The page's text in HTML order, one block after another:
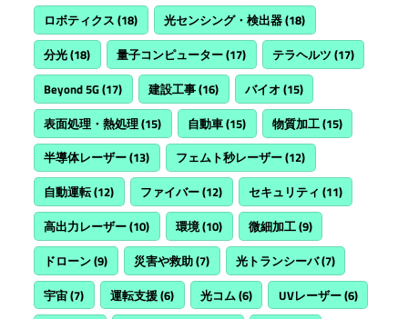
ロボティクス (18) 光センシング・検出器(18)
分光(18) 量子コンピューター(17) テラヘルツ (17)
Beyond 5G(17) 建設工事(16) バイオ (15)
表面処理・熱処理(15) 自動車(15) 物質加工(15)
半導体レーザー(13) フェムト秒レーザー(12)
自動運転(12) ファイバー(12) セキュリティ (11)
高出力レーザー(10) 環境(10) 微細加工(9)
ドローン(9) 災害や救助(7) 光トランシーバ(7)
宇宙(7) 運転支援(6) 光コム(6) UVレーザー(6)